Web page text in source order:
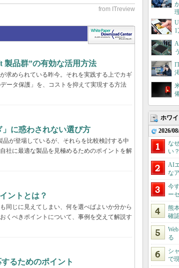
製品群”の有効な活用方法
求められている昨今。それを実践する上でカギ
ータ保護」を、コストを抑えて実現する方法
に惑わされない選び方
が登場しているが、それらを比較検討する中
社に最適な製品を見極めるためのポイントを解
ントとは？
同じに見えてしまい、何を選べばよいか分から
くべきポイントについて、事例を交えて解説す
るためのポイント
ホワ
2026/
な
い
AI
な
今
ー
熊
確
る
シ
で